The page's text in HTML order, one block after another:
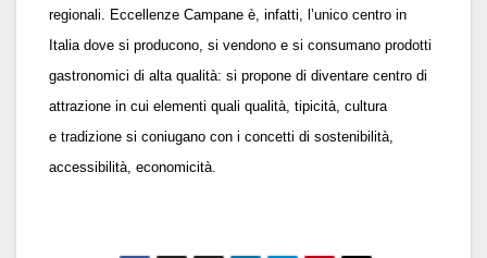
regionali. Eccellenze Campane è, infatti, l’unico centro in
Italia dove si producono, si vendono e si consumano prodotti
gastronomici di alta qualità: si propone di diventare centro di
attrazione in cui elementi quali qualità, tipicità, cultura
e tradizione si coniugano con i concetti di sostenibilità,
accessibilità, economicità.